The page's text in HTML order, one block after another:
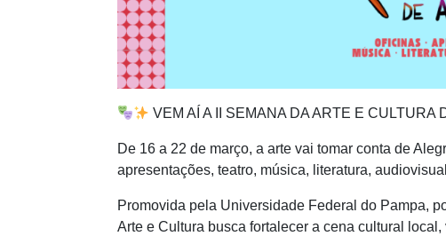
VEM AÍ A II SEMANA DA ARTE E CULTURA
De 16 a 22 de março, a arte vai tomar conta de
apresentações, teatro, música, literatura,
Promovida pela Universidade Federal do Pampa,
Arte e Cultura busca fortalecer a cena cultural